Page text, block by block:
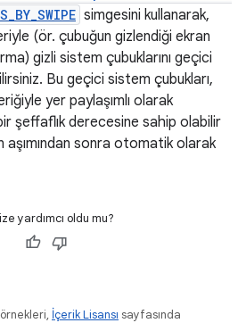
simgesini kullanarak,
(ör. çubuğun gizlendiği ekran
gizli sistem çubuklarını geçici
Bu geçici sistem çubukları,
yer paylaşımlı olarak
şeffaflık derecesine sahip olabilir
aşımından sonra otomatik olarak
yardımcı oldu mu?
İçerik Lisansı sayfasında